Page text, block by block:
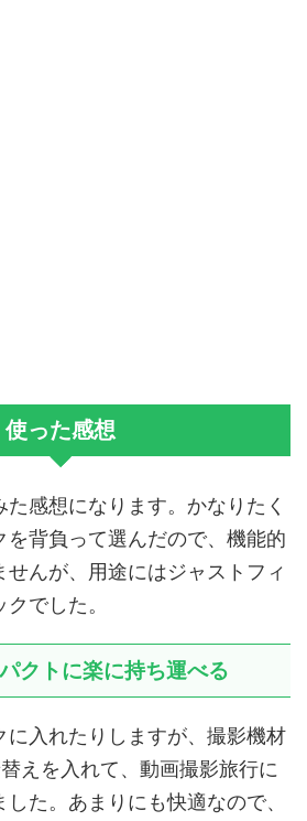
使った感想
感想になります。かなりたく
を背負って選んだので、機能的
せんが、用途にはジャストフィ
でした。
クトに楽に持ち運べる
に入れたりしますが、撮影機材
えを入れて、動画撮影旅行に
た。あまりにも快適なので、